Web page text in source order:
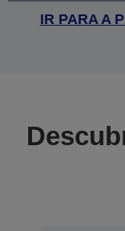
IR PARA A